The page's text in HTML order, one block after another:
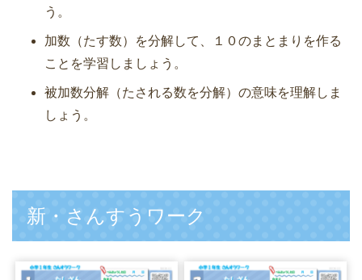
う。
加数（たす数）を分解して、１０のまとまりを作る
ことを学習しましょう。
被加数分解（たされる数を分解）の意味を理解しま
しょう。
新・さんすうワーク